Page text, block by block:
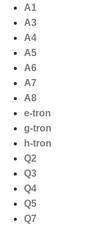
naar
inhoud
A1
A3
A4
A5
A6
A7
A8
e-tron
g-tron
h-tron
Q2
Q3
Q4
Q5
Q7